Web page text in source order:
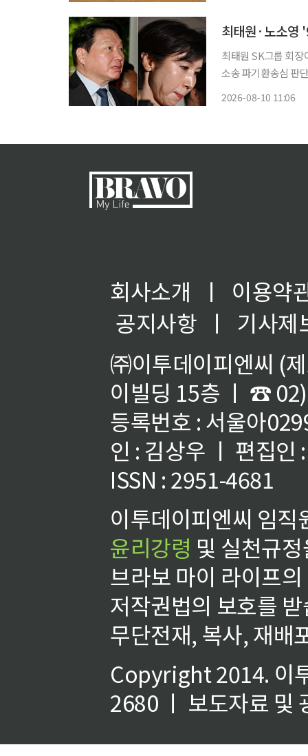
최태원·노소영
최태원 SK그룹 회장
소송 파기환송심 판
2026-08-10 11:06
회사소개 ㅣ
이용약
공지사항
ㅣ
기사제
㈜이투데이피엔씨 (
이빌딩 15층 ㅣ ☎
등록번호 : 서울아
인 : 김상우 ㅣ 편집인
ISSN : 2951-4681
이투데이피엔씨 임
윤리강령 및 실천규
브라보 마이 라이프
저작권법의 보호를
무단전재, 복사, 재배
Copyright 2014. 이
2680 ㅣ 보도자료